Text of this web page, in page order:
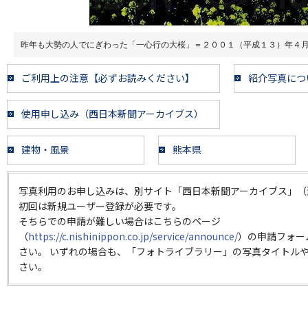
昨年も大勢の人でにぎわった「一心行の大桜」＝２００１（平成１３）年４
ご利用上の注意【必ずお読みください】 紹介写真に
使用申し込み（西日本新聞アーカイブス）
建物・風景 熊本県
写真利用のお申し込みは、別サイト「西日本新聞アーカイブス」
初回は新規ユーザー登録が必要です。
そちらでの申請が難しい場合はこちらのページ
（https://c.nishinippon.co.jp/service/announce/）の申請フォ
さい。 いずれの場合も、「フォトライブラリー」の写真タイトル
さい。